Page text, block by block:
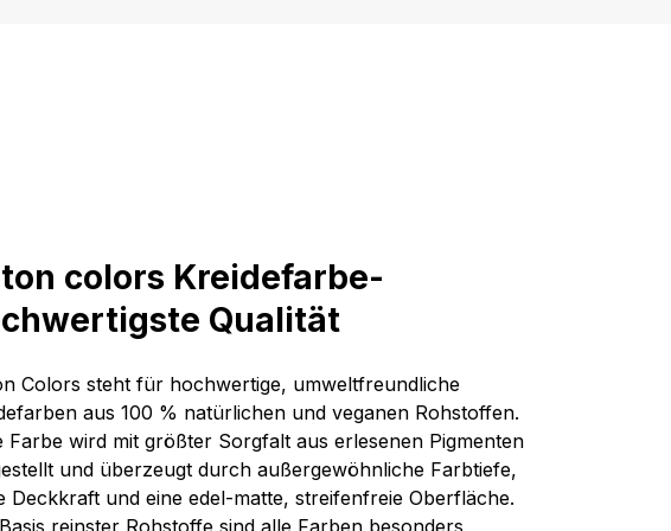
colors Kreidefarbe-
Qualität
Colors steht für hochwertige, umweltfreundliche
aus 100 % natürlichen und veganen Rohstoffen.
Farbe wird mit größter Sorgfalt aus erlesenen Pigmenten
und überzeugt durch außergewöhnliche Farbtiefe,
Deckkraft und eine edel-matte, streifenfreie Oberfläche.
reinster Rohstoffe sind alle Farben besonders